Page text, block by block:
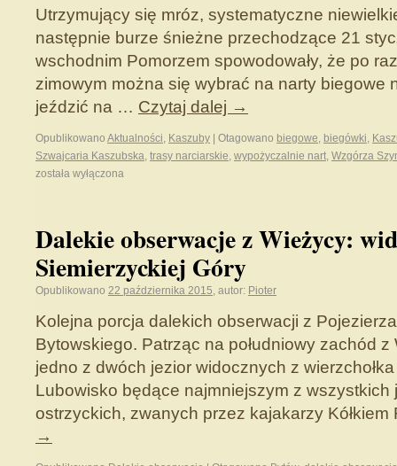
Utrzymujący się mróz, systematyczne
następnie burze śnieżne przechodzące 21
wschodnim Pomorzem spowodowały, że po
zimowym można się wybrać na narty
jeździć na … Czytaj dalej →
Opublikowano Aktualności, Kaszuby Otagowano biegowe, biegówki,
Szwajcaria Kaszubska, trasy narciarskie, wypożyczalnie nart, Wzgórza
została wyłączona
Dalekie obserwacje z Wieżycy:
Siemierzyckiej Góry
Opublikowano 22 października 2015, autor: Pioter
Kolejna porcja dalekich obserwacji z
Bytowskiego. Patrząc na południowy zachód
jedno z dwóch jezior widocznych z
Lubowisko będące najmniejszym z wszystkich
ostrzyckich, zwanych przez kajakarzy
→